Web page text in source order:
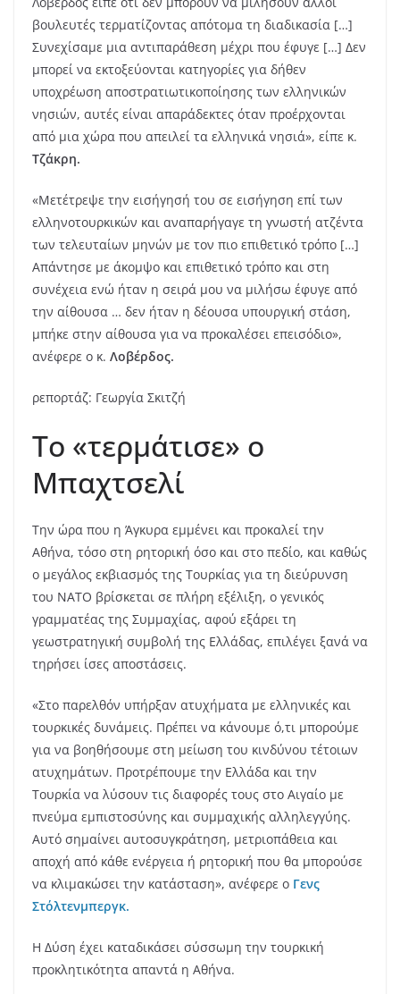
βουλευτές τερματίζοντας απότομα τη διαδικασία […]
Συνεχίσαμε μια αντιπαράθεση μέχρι που έφυγε […] Δεν
μπορεί να εκτοξεύονται κατηγορίες για δήθεν
υποχρέωση αποστρατιωτικοποίησης των ελληνικών
νησιών, αυτές είναι απαράδεκτες όταν προέρχονται
από μια χώρα που απειλεί τα ελληνικά νησιά», είπε κ.
Τζάκρη.
«Μετέτρεψε την εισήγησή του σε εισήγηση επί των
ελληνοτουρκικών και αναπαρήγαγε τη γνωστή ατζέντα
των τελευταίων μηνών με τον πιο επιθετικό τρόπο […]
Απάντησε με άκομψο και επιθετικό τρόπο και στη
συνέχεια ενώ ήταν η σειρά μου να μιλήσω έφυγε από
την αίθουσα … δεν ήταν η δέουσα υπουργική στάση,
μπήκε στην αίθουσα για να προκαλέσει επεισόδιο»,
ανέφερε ο κ. Λοβέρδος.
ρεπορτάζ: Γεωργία Σκιτζή
Το «τερμάτισε» ο
Μπαχτσελί
Την ώρα που η Άγκυρα εμμένει και προκαλεί την
Αθήνα, τόσο στη ρητορική όσο και στο πεδίο, και καθώς
ο μεγάλος εκβιασμός της Τουρκίας για τη διεύρυνση
του ΝΑΤΟ βρίσκεται σε πλήρη εξέλιξη, ο γενικός
γραμματέας της Συμμαχίας, αφού εξάρει τη
γεωστρατηγική συμβολή της Ελλάδας, επιλέγει ξανά να
τηρήσει ίσες αποστάσεις.
«Στο παρελθόν υπήρξαν ατυχήματα με ελληνικές και
τουρκικές δυνάμεις. Πρέπει να κάνουμε ό,τι μπορούμε
για να βοηθήσουμε στη μείωση του κινδύνου τέτοιων
ατυχημάτων. Προτρέπουμε την Ελλάδα και την
Τουρκία να λύσουν τις διαφορές τους στο Αιγαίο με
πνεύμα εμπιστοσύνης και συμμαχικής αλληλεγγύης.
Αυτό σημαίνει αυτοσυγκράτηση, μετριοπάθεια και
αποχή από κάθε ενέργεια ή ρητορική που θα μπορούσε
να κλιμακώσει την κατάσταση», ανέφερε ο Γενς
Στόλτενμπεργκ.
Η Δύση έχει καταδικάσει σύσσωμη την τουρκική
προκλητικότητα απαντά η Αθήνα.